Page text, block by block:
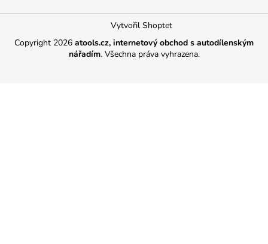
Vytvořil Shoptet
Copyright 2026 atools.cz, internetový obchod s autodílenským
nářadím. Všechna práva vyhrazena.